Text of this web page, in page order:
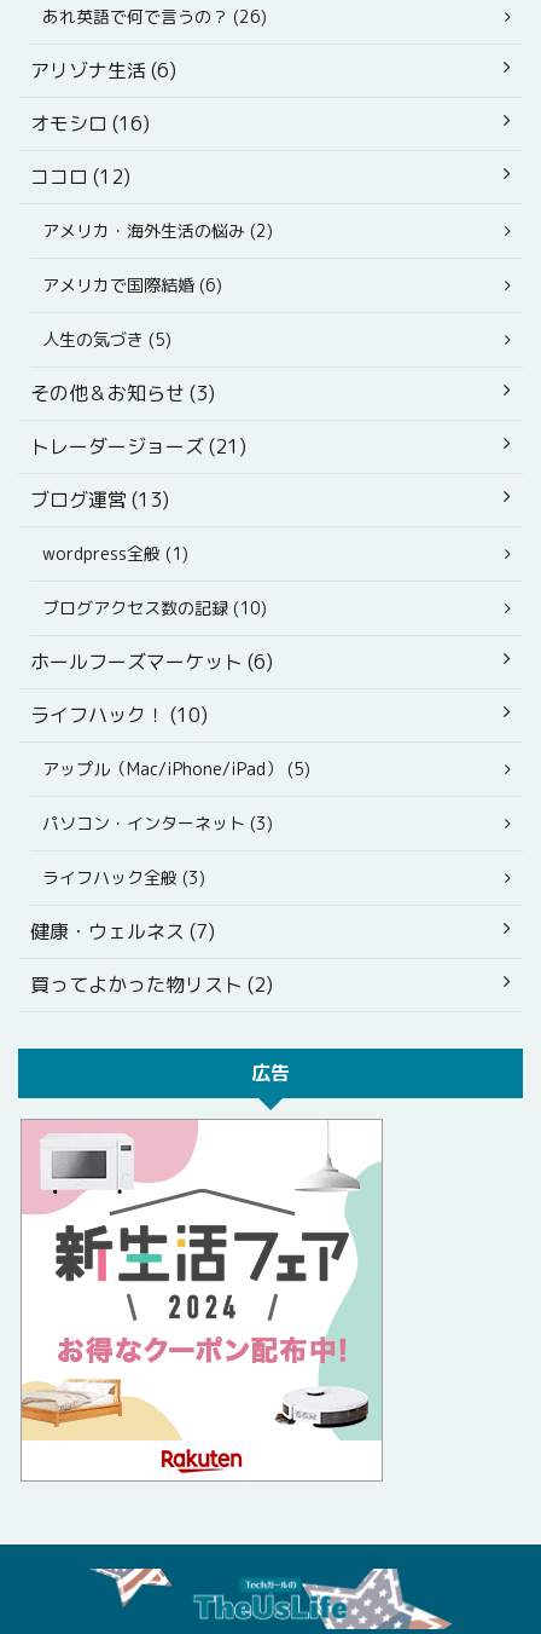
あれ英語で何で言うの？ (26)
アリゾナ生活 (6)
オモシロ (16)
ココロ (12)
アメリカ・海外生活の悩み (2)
アメリカで国際結婚 (6)
人生の気づき (5)
その他＆お知らせ (3)
トレーダージョーズ (21)
ブログ運営 (13)
wordpress全般 (1)
ブログアクセス数の記録 (10)
ホールフーズマーケット (6)
ライフハック！ (10)
アップル（Mac/iPhone/iPad） (5)
パソコン・インターネット (3)
ライフハック全般 (3)
健康・ウェルネス (7)
買ってよかった物リスト (2)
広告